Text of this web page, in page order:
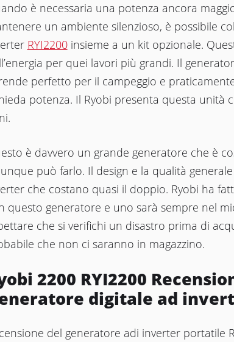
è necessaria una potenza ancora
un ambiente silenzioso, è possibile
RYI2200insieme a un kit opzionale.
per quei lavori più grandi. Il
perfetto per il campeggio e
potenza. Il Ryobi presenta questa unità
è davvero un grande generatore che è
può farlo. Il design e la qualità
che costano quasi il doppio. Ryobi ha
questo generatore e uno sarà sempre nel
che si verifichi un disastro prima di
che non ci saranno in magazzino.
2200 RYI2200
digitale ad
del generatore adi inverter portatile